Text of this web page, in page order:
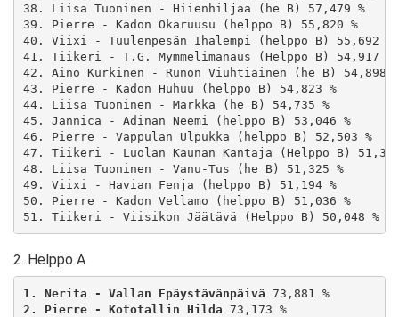
38. Liisa Tuoninen - Hiienhiljaa (he B) 57,479 %
39. Pierre - Kadon Okaruusu (helppo B) 55,820 %
40. Viixi - Tuulenpesän Ihalempi (helppo B) 55,692 %
41. Tiikeri - T.G. Mymmelimanaus (Helppo B) 54,917 %
42. Aino Kurkinen - Runon Viuhtiainen (he B) 54,898
43. Pierre - Kadon Huhuu (helppo B) 54,823 %
44. Liisa Tuoninen - Markka (he B) 54,735 %
45. Jannica - Adinan Neemi (helppo B) 53,046 %
46. Pierre - Vappulan Ulpukka (helppo B) 52,503 %
47. Tiikeri - Luolan Kaunan Kantaja (Helppo B) 51,353
48. Liisa Tuoninen - Vanu-Tus (he B) 51,325 %
49. Viixi - Havian Fenja (helppo B) 51,194 %
50. Pierre - Kadon Vellamo (helppo B) 51,036 %
51. Tiikeri - Viisikon Jäätävä (Helppo B) 50,048 %
2. Helppo A
1. Nerita - Vallan Epäystävänpäivä
73,881 %
2. Pierre - Kototallin Hilda
73,173 %